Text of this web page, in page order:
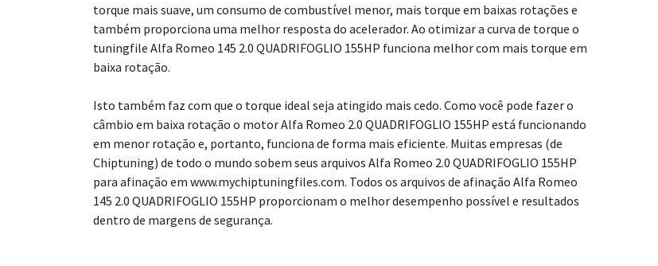
torque mais suave, um consumo de combustível menor, mais torque em baixas rotações e
também proporciona uma melhor resposta do acelerador. Ao otimizar a curva de torque o
tuningfile Alfa Romeo 145 2.0 QUADRIFOGLIO 155HP funciona melhor com mais torque em
baixa rotação.
Isto também faz com que o torque ideal seja atingido mais cedo. Como você pode fazer o
câmbio em baixa rotação o motor Alfa Romeo 2.0 QUADRIFOGLIO 155HP está funcionando
em menor rotação e, portanto, funciona de forma mais eficiente. Muitas empresas (de
Chiptuning) de todo o mundo sobem seus arquivos Alfa Romeo 2.0 QUADRIFOGLIO 155HP
para afinação em www.mychiptuningfiles.com. Todos os arquivos de afinação Alfa Romeo
145 2.0 QUADRIFOGLIO 155HP proporcionam o melhor desempenho possível e resultados
dentro de margens de segurança.